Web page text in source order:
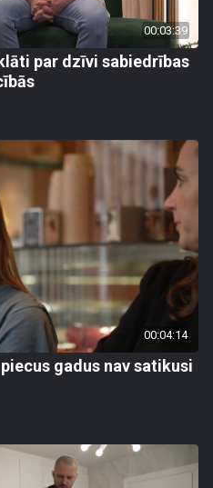
00:03:39
par dzīvi sabiedrības
00:04:14
gadus nav satikusi